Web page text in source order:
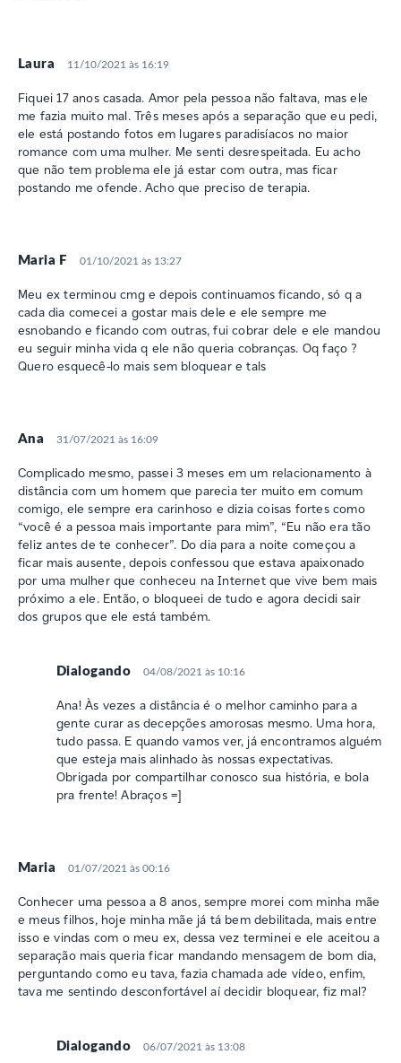
Laura 11/10/2021 às 16:19
Fiquei 17 anos casada. Amor pela pessoa não faltava, mas ele
me fazia muito mal. Três meses após a separação que eu pedi,
ele está postando fotos em lugares paradisíacos no maior
romance com uma mulher. Me senti desrespeitada. Eu acho
que não tem problema ele já estar com outra, mas ficar
postando me ofende. Acho que preciso de terapia.
Maria F 01/10/2021 às 13:27
Meu ex terminou cmg e depois continuamos ficando, só q a
cada dia comecei a gostar mais dele e ele sempre me
esnobando e ficando com outras, fui cobrar dele e ele mandou
eu seguir minha vida q ele não queria cobranças. Oq faço ?
Quero esquecê-lo mais sem bloquear e tals
Ana 31/07/2021 às 16:09
Complicado mesmo, passei 3 meses em um relacionamento à
distância com um homem que parecia ter muito em comum
comigo, ele sempre era carinhoso e dizia coisas fortes como
“você é a pessoa mais importante para mim”, “Eu não era tão
feliz antes de te conhecer”. Do dia para a noite começou a
ficar mais ausente, depois confessou que estava apaixonado
por uma mulher que conheceu na Internet que vive bem mais
próximo a ele. Então, o bloqueei de tudo e agora decidi sair
dos grupos que ele está também.
Dialogando 04/08/2021 às 10:16
Ana! Às vezes a distância é o melhor caminho para a
gente curar as decepções amorosas mesmo. Uma hora,
tudo passa. E quando vamos ver, já encontramos alguém
que esteja mais alinhado às nossas expectativas.
Obrigada por compartilhar conosco sua história, e bola
pra frente! Abraços =]
Maria 01/07/2021 às 00:16
Conhecer uma pessoa a 8 anos, sempre morei com minha mãe
e meus filhos, hoje minha mãe já tá bem debilitada, mais entre
isso e vindas com o meu ex, dessa vez terminei e ele aceitou a
separação mais queria ficar mandando mensagem de bom dia,
perguntando como eu tava, fazia chamada ade vídeo, enfim,
tava me sentindo desconfortável aí decidir bloquear, fiz mal?
Dialogando 06/07/2021 às 13:08